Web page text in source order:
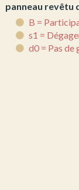
panneau revêtu
B =
s1 =
d0 = Pas